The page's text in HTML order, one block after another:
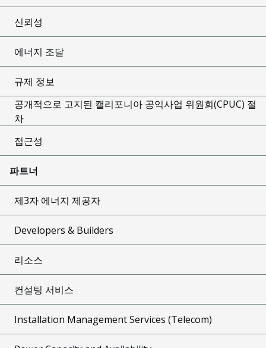
신뢰성
에너지 조달
규제 정보
공개적으로 고지된 캘리포니아 공익사업 위원회(CPUC) 절
차
접근성
파트너
제3자 에너지 제공자
Developers & Builders
리소스
컨설팅 서비스
Installation Management Services (Telecom)